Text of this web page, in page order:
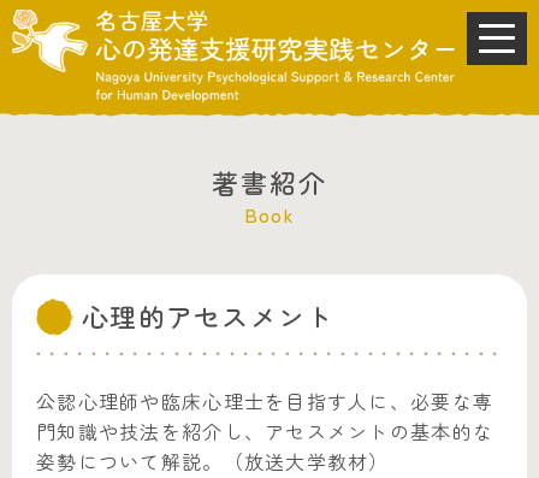
著書紹介
Book
心理的アセスメント
公認心理師や臨床心理士を目指す人に、必要な専
門知識や技法を紹介し、アセスメントの基本的な
姿勢について解説。（放送大学教材）